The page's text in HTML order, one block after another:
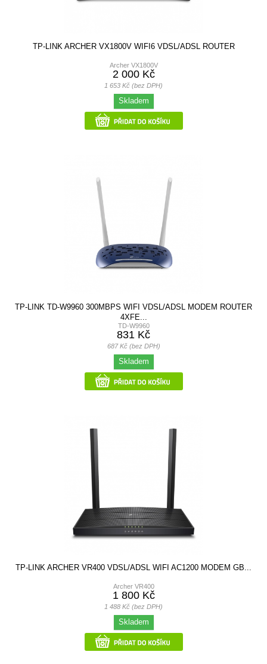
TP-LINK ARCHER VX1800V WIFI6 VDSL/ADSL ROUTER
Archer VX1800V
2 000 Kč
1 653 Kč (bez DPH)
Skladem
TP-LINK TD-W9960 300MBPS WIFI VDSL/ADSL MODEM ROUTER
4XFE...
TD-W9960
831 Kč
687 Kč (bez DPH)
Skladem
TP-LINK ARCHER VR400 VDSL/ADSL WIFI AC1200 MODEM GB...
Archer VR400
1 800 Kč
1 488 Kč (bez DPH)
Skladem